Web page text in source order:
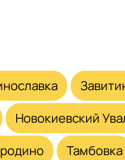
Новокиевский
Тамбовка